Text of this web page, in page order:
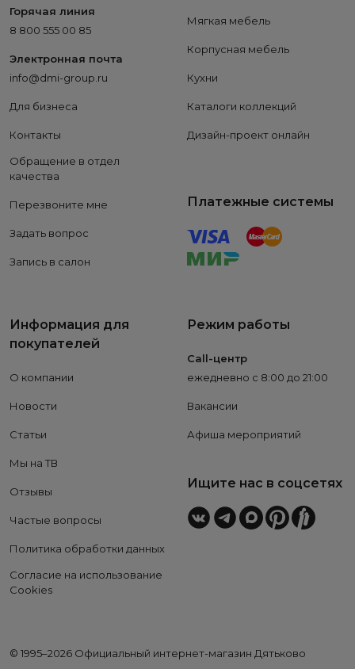
Горячая линия
8 800 555 00 85
Электронная почта
info@dmi-group.ru
Для бизнеса
Контакты
Обращение в отдел
качества
Перезвоните мне
Задать вопрос
Запись в салон
Мягкая мебель
Корпусная мебель
Кухни
Каталоги коллекций
Дизайн-проект онлайн
Платежные системы
Информация для
покупателей
О компании
Новости
Статьи
Мы на ТВ
Отзывы
Частые вопросы
Политика обработки данных
Согласие на использование
Cookies
Режим работы
Call-центр
ежедневно с 8:00 до 21:00
Вакансии
Афиша мероприятий
Ищите нас в соцсетях
© 1995–2026 Официальный интернет-магазин Дятьково